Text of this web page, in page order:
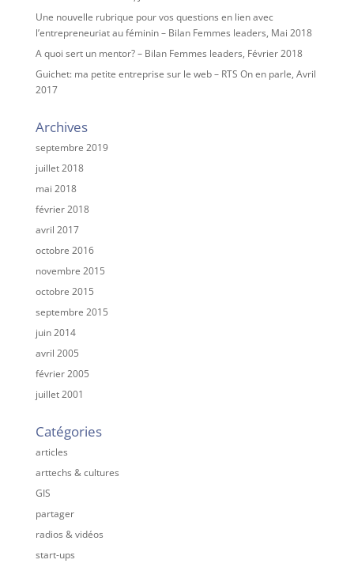
Une nouvelle rubrique pour vos questions en lien avec
l’entrepreneuriat au féminin – Bilan Femmes leaders, Mai 2018
A quoi sert un mentor? – Bilan Femmes leaders, Février 2018
Guichet: ma petite entreprise sur le web – RTS On en parle, Avril
2017
Archives
septembre 2019
juillet 2018
mai 2018
février 2018
avril 2017
octobre 2016
novembre 2015
octobre 2015
septembre 2015
juin 2014
avril 2005
février 2005
juillet 2001
Catégories
articles
arttechs & cultures
GIS
partager
radios & vidéos
start-ups